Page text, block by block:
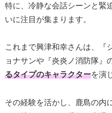
特に、冷静な会話シーンと緊
いに注目が集まります。
これまで興津和幸さんは、『
ョナサンや『炎炎ノ消防隊』
るタイプのキャラクターを演
その経験を活かし、鹿島の内